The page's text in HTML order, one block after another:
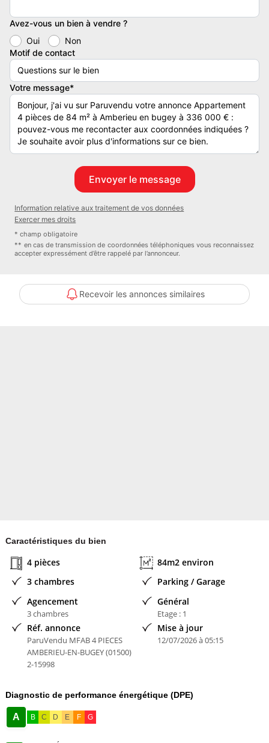
Surface habitable 83.6 m2
Annexe 84.55 m2
Parking Inclus
Prix de vente TTC (TVA 20%) 336 000 euro
BATIMENT A1 (IMMEUBLE R+2 / SANS ASCENSEUR)
Détails :
Nombre de chambre(s) : 3
Nombre de pièces : 4
MOGATI AGENCE IMMOBILIERE
Avez-vous un bien à vendre ?
Oui
Non
Motif de contact
Votre message*
Information relative aux traitement de vos données
Exercer mes droits
* champ obligatoire
** en cas de transmission de coordonnées téléphoniques vous reconnaissez
accepter expressément d’être rappelé par l’annonceur.
Recevoir les annonces similaires
Caractéristiques du bien
4 pièces
84m2 environ
3 chambres
Parking / Garage
Agencement
3 chambres
Général
Etage : 1
Réf. annonce
ParuVendu MFAB 4 PIECES
AMBERIEU-EN-BUGEY (01500)
2-15998
Mise à jour
12/07/2026 à 05:15
Diagnostic de performance énergétique (DPE)
A B C D E F G